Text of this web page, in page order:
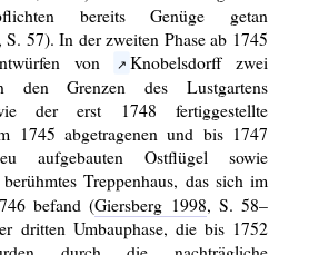
bereits Genüge getan
, S. 57). In der zweiten Phase ab 1745
von
Knobelsdorff zwei
den Grenzen des Lustgartens
der erst 1748 fertiggestellte
1745 abgetragenen und bis 1747
aufgebauten Ostflügel sowie
Treppenhaus, das sich im
befand (Giersberg 1998, S. 58–
dritten Umbauphase, die bis 1752